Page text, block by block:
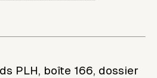
PLH, boîte 166, dossier